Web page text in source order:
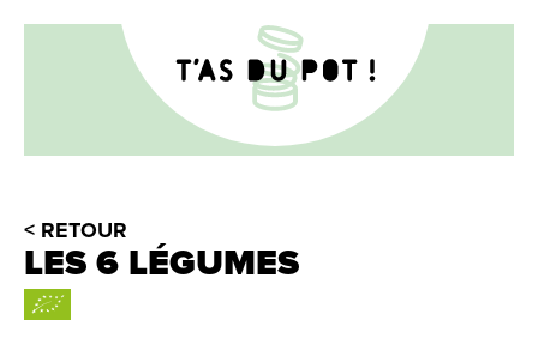
< RETOUR
LES 6 LÉGUMES